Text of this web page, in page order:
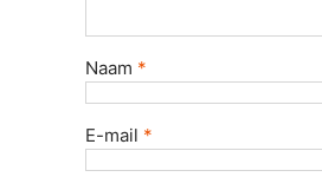
Naam *
E-mail *